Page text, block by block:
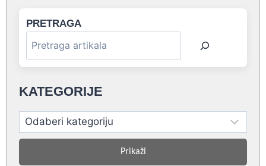
PRETRAGA
KATEGORIJE
Prikaži